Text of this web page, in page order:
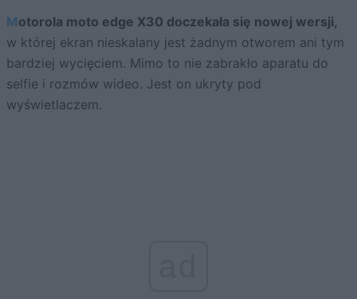
Motorola moto edge X30 doczekała się nowej wersji,
w której ekran nieskalany jest żadnym otworem ani tym
bardziej wycięciem. Mimo to nie zabrakło aparatu do
selfie i rozmów wideo. Jest on ukryty pod
wyświetlaczem.